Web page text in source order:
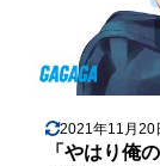
2021年11月20
「やはり俺